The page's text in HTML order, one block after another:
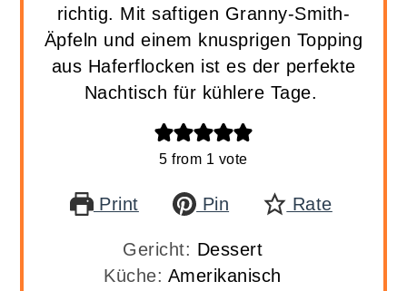
richtig. Mit saftigen Granny-Smith-
Äpfeln und einem knusprigen Topping
aus Haferflocken ist es der perfekte
Nachtisch für kühlere Tage.
5 from 1 vote
Print Pin Rate
Gericht: Dessert
Küche: Amerikanisch